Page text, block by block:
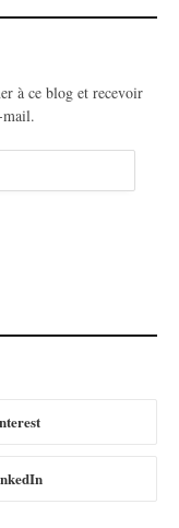
à ce blog et recevoir
mail.